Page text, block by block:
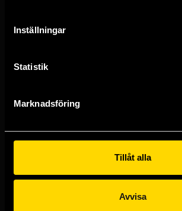
Inställningar
Statistik
Marknadsföring
Tillåt alla
Avvisa
111 29 Stockholm
Kungsgatan 19
Malmöbutiken
Södra Förstadsgatan 26
Linköpingsbutiken